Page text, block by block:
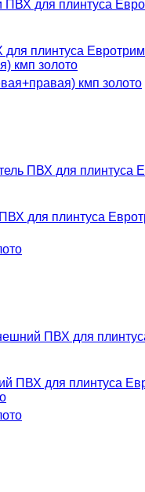
плинтуса
кмп золото
для плинтуса
ПВХ для плинтуса